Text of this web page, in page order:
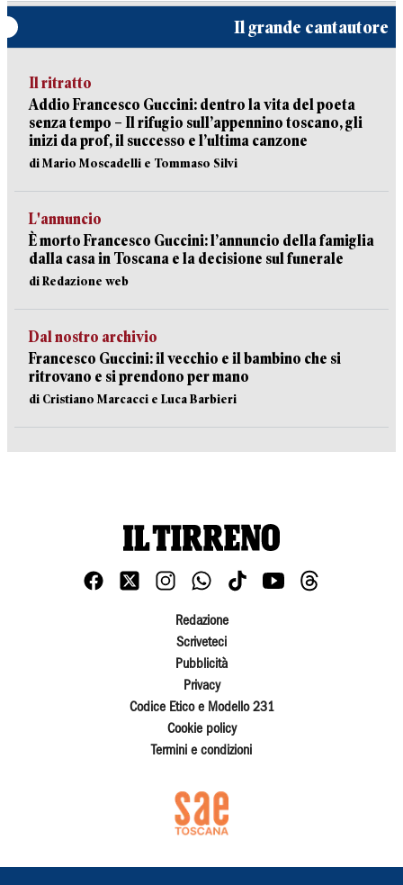
Il grande cantautore
Il ritratto
Addio Francesco Guccini: dentro la vita del poeta
senza tempo – Il rifugio sull’appennino toscano, gli
inizi da prof, il successo e l’ultima canzone
di Mario Moscadelli e Tommaso Silvi
L'annuncio
È morto Francesco Guccini: l’annuncio della famiglia
dalla casa in Toscana e la decisione sul funerale
di Redazione web
Dal nostro archivio
Francesco Guccini: il vecchio e il bambino che si
ritrovano e si prendono per mano
di Cristiano Marcacci e Luca Barbieri
Redazione
Scriveteci
Pubblicità
Privacy
Codice Etico e Modello 231
Cookie policy
Termini e condizioni